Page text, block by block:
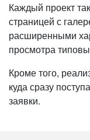
Каждый проект
страницей с
расширенными
просмотра
Кроме того,
куда сразу
заявки.